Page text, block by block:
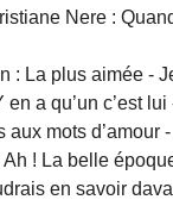
Nere :
La plus aimée -
a qu’un c’est
mots
! La belle
en savoir